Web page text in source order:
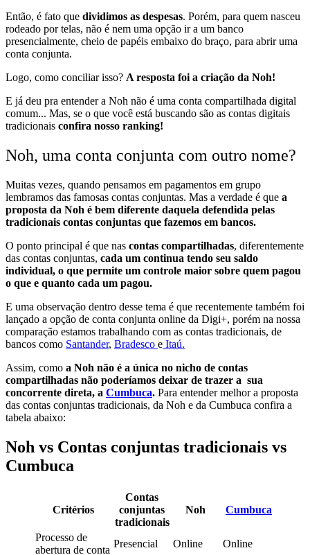
Então, é fato que dividimos as despesas. Porém, para quem nasceu
rodeado por telas, não é nem uma opção ir a um banco
presencialmente, cheio de papéis embaixo do braço, para abrir uma
conta conjunta.
Logo, como conciliar isso? A resposta foi a criação da Noh!
E já deu pra entender a Noh não é uma conta compartilhada digital
comum... Mas, se o que você está buscando são as contas digitais
tradicionais confira nosso ranking!
Noh, uma conta conjunta com outro nome?
Muitas vezes, quando pensamos em pagamentos em grupo
lembramos das famosas contas conjuntas. Mas a verdade é que a
proposta da Noh é bem diferente daquela defendida pelas
tradicionais contas conjuntas que fazemos em bancos.
O ponto principal é que nas contas compartilhadas, diferentemente
das contas conjuntas, cada um continua tendo seu saldo
individual, o que permite um controle maior sobre quem pagou
o que e quanto cada um pagou.
E uma observação dentro desse tema é que recentemente também foi
lançado a opção de conta conjunta online da Digi+, porém na nossa
comparação estamos trabalhando com as contas tradicionais, de
bancos como Santander, Bradesco e Itaú.
Assim, como a Noh não é a única no nicho de contas
compartilhadas não poderíamos deixar de trazer a sua
concorrente direta, a Cumbuca. Para entender melhor a proposta
das contas conjuntas tradicionais, da Noh e da Cumbuca confira a
tabela abaixo:
Noh vs Contas conjuntas tradicionais vs
Cumbuca
Critérios
Contas
conjuntas
tradicionais
Noh Cumbuca
Processo de
abertura de conta
Presencial Online Online